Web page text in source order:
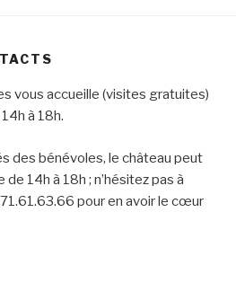
vous accueille (visites gratuites)
à 18h.
des bénévoles, le château peut
14h à 18h ; n’hésitez pas à
pour en avoir le cœur